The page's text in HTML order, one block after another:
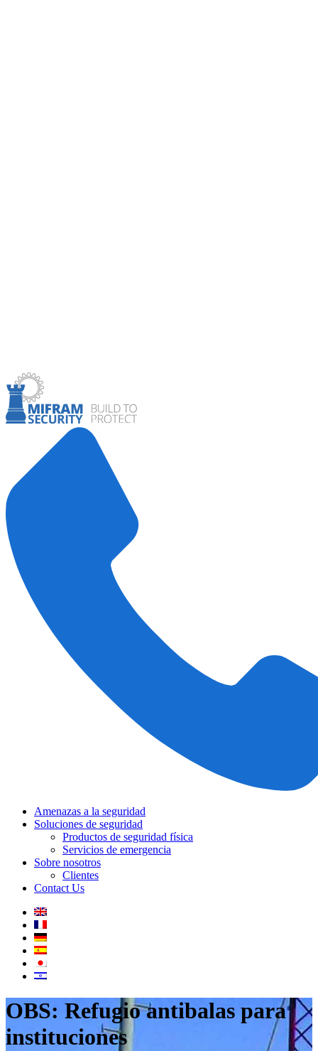
Amenazas a la seguridad
Soluciones de seguridad
Productos de seguridad física
Servicios de emergencia
Sobre nosotros
Clientes
Contact Us
OBS: Refugio antibalas para
instituciones